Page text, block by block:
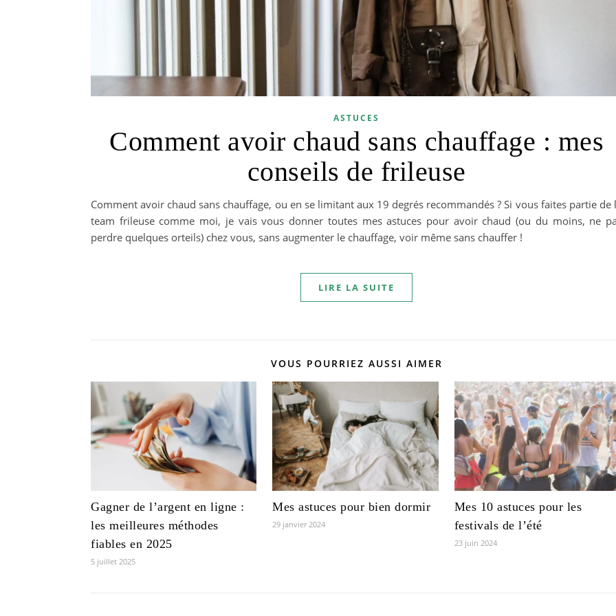
ASTUCES
Comment avoir chaud sans chauffage : mes
conseils de frileuse
Comment avoir chaud sans chauffage, ou en se limitant aux 19 degrés recommandés ? Si vous faites partie de
team frileuse comme moi, je vais vous donner toutes mes astuces pour avoir chaud (ou du moins, ne
perdre quelques orteils) chez vous, sans augmenter le chauffage, voir même sans chauffer !
LIRE LA SUITE
VOUS POURRIEZ AUSSI AIMER
Gagner de l’argent en ligne :
les meilleures méthodes
fiables en 2025
5 juillet 2025
Mes astuces pour bien dormir
29 janvier 2024
Mes 10 astuces pour les
festivals de l’été
23 juin 2024